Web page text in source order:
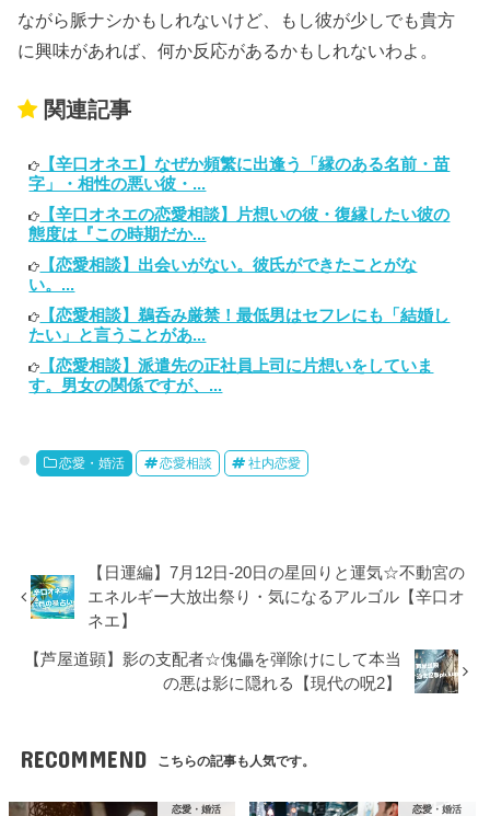
ながら脈ナシかもしれないけど、もし彼が少しでも貴方
に興味があれば、何か反応があるかもしれないわよ。
関連記事
【辛口オネエ】なぜか頻繁に出逢う「縁のある名前・苗
字」・相性の悪い彼・...
【辛口オネエの恋愛相談】片想いの彼・復縁したい彼の
態度は『この時期だか...
【恋愛相談】出会いがない。彼氏ができたことがな
い。...
【恋愛相談】鵜呑み厳禁！最低男はセフレにも「結婚し
たい」と言うことがあ...
【恋愛相談】派遣先の正社員上司に片想いをしていま
す。男女の関係ですが、...
恋愛・婚活 恋愛相談 社内恋愛
【日運編】7月12日-20日の星回りと運気☆不動宮の
エネルギー大放出祭り・気になるアルゴル【辛口オ
ネエ】
【芦屋道顕】影の支配者☆傀儡を弾除けにして本当
の悪は影に隠れる【現代の呪2】
RECOMMEND こちらの記事も人気です。
恋愛・婚活 恋愛・婚活